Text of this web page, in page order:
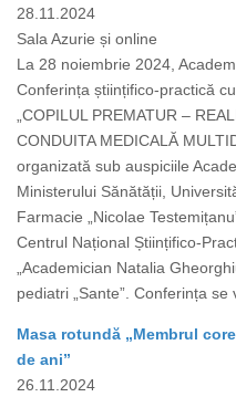
28.11.2024
Sala Azurie și online
La 28 noiembrie 2024,
Conferința științifico-practică
„COPILUL PREMATUR –
CONDUITA MEDICALĂ
organizată sub auspiciile
Ministerului Sănătății,
Farmacie „Nicolae
Centrul Național Științifico-
„Academician Natalia
pediatri „Sante”. Conferința se
Masa rotundă „Membrul
de ani”
26.11.2024